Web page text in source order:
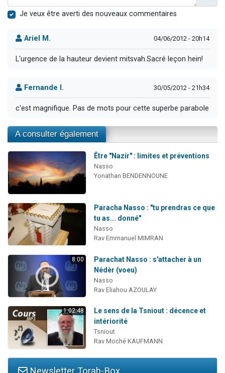
Je veux être averti des nouveaux commentaires
Ariel M. 04/06/2012 - 20h14
L'urgence de la hauteur devient mitsvah.Sacré leçon hein!
Fernande I. 30/05/2012 - 21h34
c'est magnifique. Pas de mots pour cette superbe parabole
A consulter également
Être "Nazir" : limites et préventions
Nasso
Yonathan BENDENNOUNE
Paracha Nasso : "tu prendras ce que
tu as... donné"
Nasso
Rav Emmanuel MIMRAN
8:00
Parachat Nasso : s'attacher à un
Nédèr (voeu)
Nasso
Rav Eliahou AZOULAY
1:02:48
Le sens de la Tsniout : décence et
intériorité
Tsniout
Rav Moché KAUFMANN
Newsletter Torah-Box